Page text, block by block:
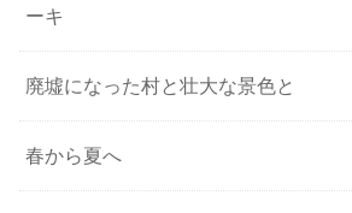
ーキ
廃墟になった村と壮大な景色と
春から夏へ